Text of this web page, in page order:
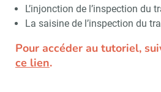
L’injonction de l’inspection du
La saisine de l’inspection du
Pour accéder au tutoriel,
ce lien.